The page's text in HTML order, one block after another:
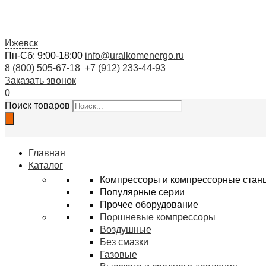
Ижевск
Пн-Сб: 9:00-18:00 info@uralkomenergo.ru
8 (800) 505-67-18 +7 (912) 233-44-93
Заказать звонок
0
Поиск товаров
Главная
Каталог
Компрессоры и компрессорные
Популярные серии
Прочее оборудование
Поршневые компрессоры
Воздушные
Без смазки
Газовые